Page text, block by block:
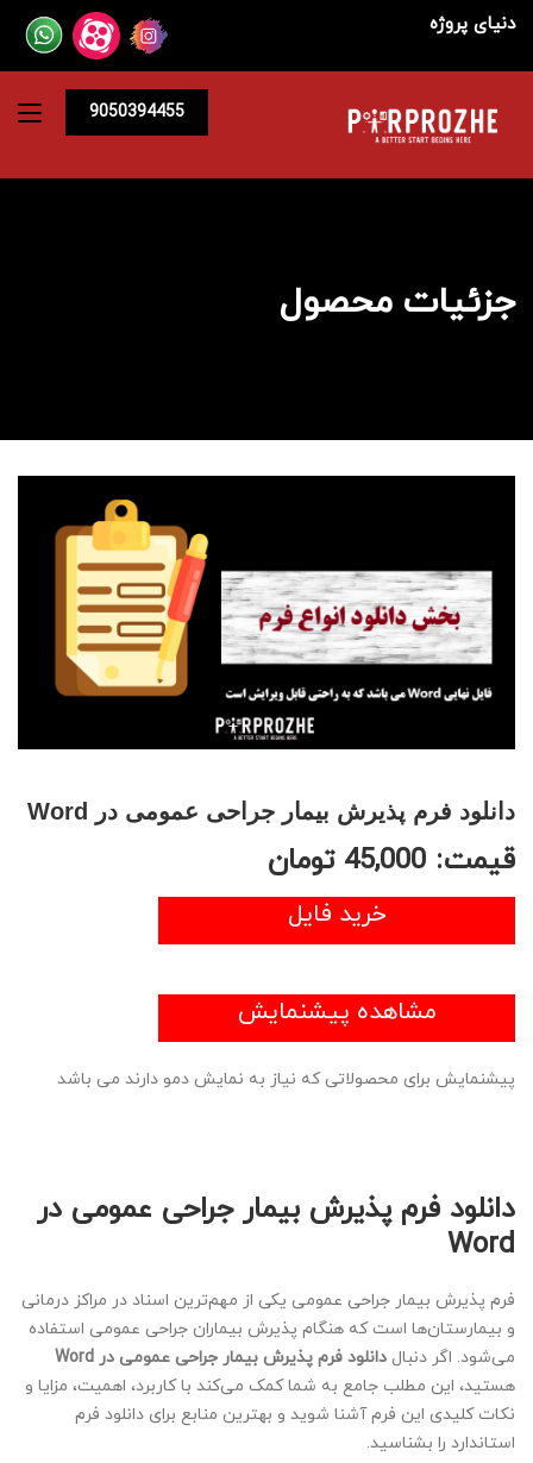
دنیای پروژه
9050394455
جزئیات محصول
دانلود فرم پذیرش بیمار جراحی عمومی در Word
قیمت: 45,000 تومان
خرید فایل
مشاهده پیشنمایش
پیشنمایش برای محصولاتی که نیاز به نمایش دمو دارند می باشد
دانلود فرم پذیرش بیمار جراحی عمومی در
Word
فرم پذیرش بیمار جراحی عمومی یکی از مهم‌ترین اسناد در مراکز درمانی
و بیمارستان‌ها است که هنگام پذیرش بیماران جراحی عمومی استفاده
می‌شود. اگر دنبال دانلود فرم پذیرش بیمار جراحی عمومی در Word
هستید، این مطلب جامع به شما کمک می‌کند با کاربرد، اهمیت، مزایا و
نکات کلیدی این فرم آشنا شوید و بهترین منابع برای دانلود فرم
استاندارد را بشناسید.